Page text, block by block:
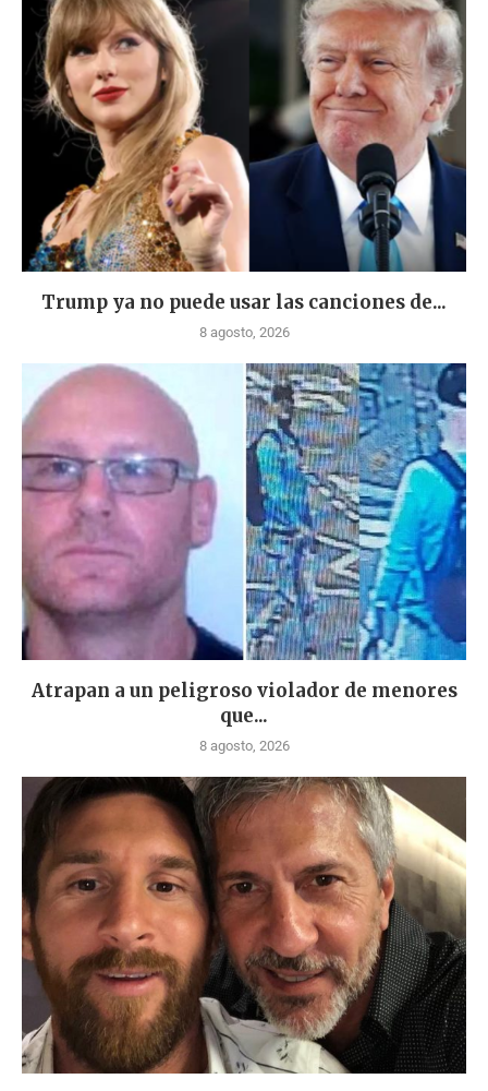
Trump ya no puede usar las canciones de...
8 agosto, 2026
Atrapan a un peligroso violador de menores
que...
8 agosto, 2026